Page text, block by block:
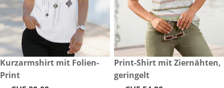
CHF 20.00
Kurzarmshirt mit Folien-
Print
CHF 54.90
Print-Shirt mit Ziernähten,
geringelt